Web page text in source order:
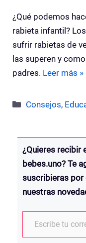
¿Qué podemos
rabieta infantil?
sufrir rabietas de
las superen y
padres. Leer más »
Categorías
Consejos,
¿Quieres recibir
bebes.uno? Te
suscribieras
nuestras
Escribe tu correo electrónico…